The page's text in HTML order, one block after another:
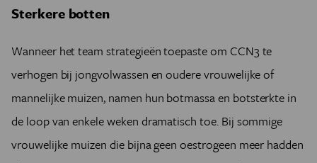
Sterkere botten
Wanneer het team strategieën toepaste om CCN3 te
verhogen bij jongvolwassen en oudere vrouwelijke of
mannelijke muizen, namen hun botmassa en botsterkte in
de loop van enkele weken dramatisch toe. Bij sommige
vrouwelijke muizen die bijna geen oestrogeen meer hadden